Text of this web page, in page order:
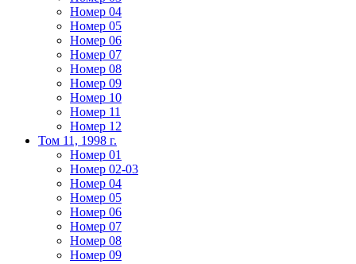
Номер 04
Номер 05
Номер 06
Номер 07
Номер 08
Номер 09
Номер 10
Номер 11
Номер 12
Том 11, 1998 г.
Номер 01
Номер 02-03
Номер 04
Номер 05
Номер 06
Номер 07
Номер 08
Номер 09